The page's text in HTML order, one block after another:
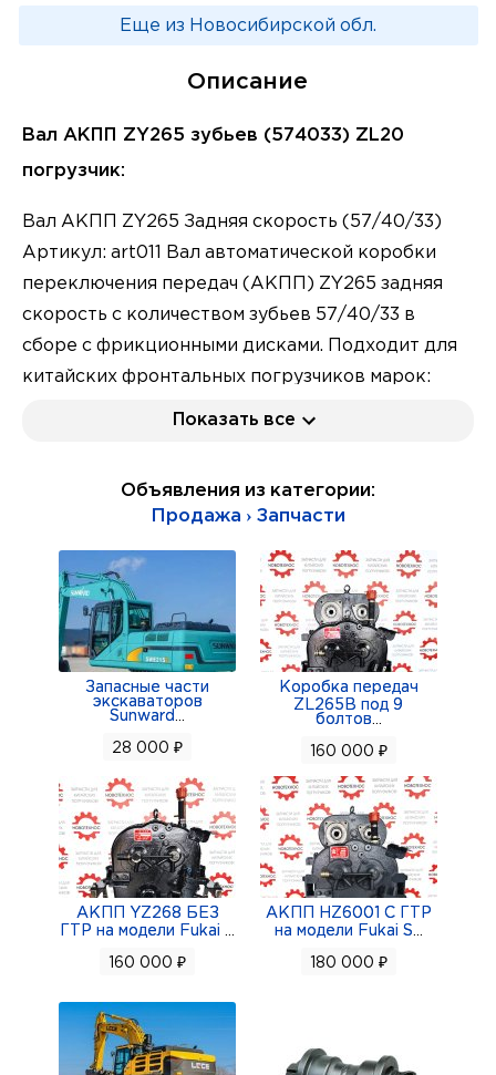
Еще из Новосибирской обл.
Описание
Вал АКПП ZY265 зубьев (574033) ZL20
погрузчик:
Вал АКПП ZY265 Задняя скорость (57/40/33)
Артикул: art011 Вал автоматической коробки
переключения передач (АКПП) ZY265 задняя
скорость с количеством зубьев 57/40/33 в
сборе с фрикционными дисками. Подходит для
китайских фронтальных погрузчиков марок:
Fukai ZL 926, Fukai ZL 920, Shanlin ZL20, SZM 920,
Frontal, AMUR, ALTAY, FORWARD. Данный товар
Доставка по России транспортной компанией.
Цену, наличие и условия доставки (самовывоза)
уточняйте по указанным контактам.
Показать все
Объявления из категории:
Продажа › Запчасти
Запасные части
экскаваторов
Sunward
28 000 ₽
Коробка передач
ZL265B под 9
болтов
160 000 ₽
АКПП YZ268 БЕЗ
ГТР на модели Fukai
160 000 ₽
АКПП HZ6001 С ГТР
на модели Fukai S
180 000 ₽